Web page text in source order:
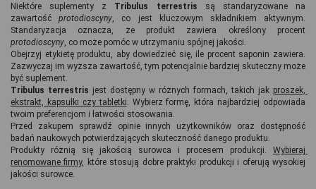
Niektóre suplementy z Tribulus terrestris są standaryzowane na
zawartość protodioscyny, co jest kluczowym składnikiem aktywnym.
protodioscyny, co może pomóc w utrzymaniu spójnej jakości.
Obejrzyj etykietę produktu, aby dowiedzieć się, ile procent saponin zawiera.
Zazwyczaj im wyższa zawartość, tym potencjalnie bardziej skuteczny może
być suplement.
Tribulus terrestris jest dostępny w różnych formach, takich jak proszek,
ekstrakt, kapsułki czy tabletki. Wybierz formę, która najbardziej odpowiada
twoim preferencjom i łatwości stosowania.
Przed zakupem sprawdź opinie innych użytkowników oraz dostępność
badań naukowych potwierdzających skuteczność danego produktu.
Produkty różnią się jakością surowca i procesem produkcji. Wybieraj
renomowane firmy, które stosują dobre praktyki produkcji i oferują wysokiej
jakości surowce.